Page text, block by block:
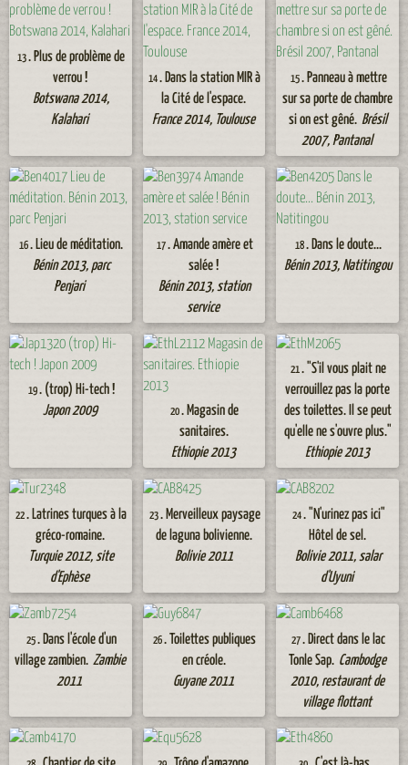
13. Plus de problème de
verrou !
Botswana 2014,
Kalahari
14. Dans la station MIR à
la Cité de l'espace.
France 2014, Toulouse
15. Panneau à mettre
sur sa porte de chambre
si on est gêné. Brésil
2007, Pantanal
16. Lieu de méditation.
Bénin 2013, parc
Penjari
17. Amande amère et
salée !
Bénin 2013, station
service
18. Dans le doute...
Bénin 2013, Natitingou
19. (trop) Hi-tech !
Japon 2009
20. Magasin de
sanitaires.
Ethiopie 2013
21. "S'il vous plait ne
verrouillez pas la porte
des toilettes. Il se peut
qu'elle ne s'ouvre plus."
Ethiopie 2013
22. Latrines turques à la
gréco-romaine.
Turquie 2012, site
d'Ephèse
23. Merveilleux paysage
de laguna bolivienne.
Bolivie 2011
24. "N'urinez pas ici"
Hôtel de sel.
Bolivie 2011, salar
d'Uyuni
25. Dans l'école d'un
village zambien. Zambie
2011
26. Toilettes publiques
en créole.
Guyane 2011
27. Direct dans le lac
Tonle Sap. Cambodge
2010, restaurant de
village flottant